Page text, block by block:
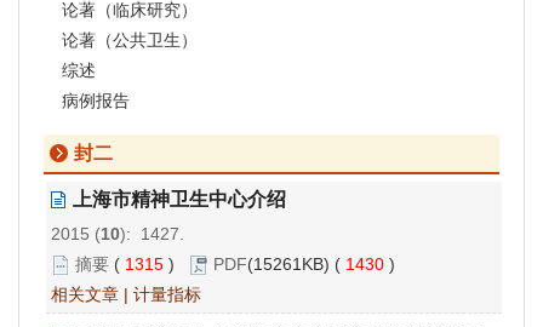
论著（临床研究）
论著（公共卫生）
综述
病例报告
封二
上海市精神卫生中心介绍
2015 (10): 1427.
摘要 ( 1315 ) PDF(15261KB) ( 1430 )
相关文章 | 计量指标